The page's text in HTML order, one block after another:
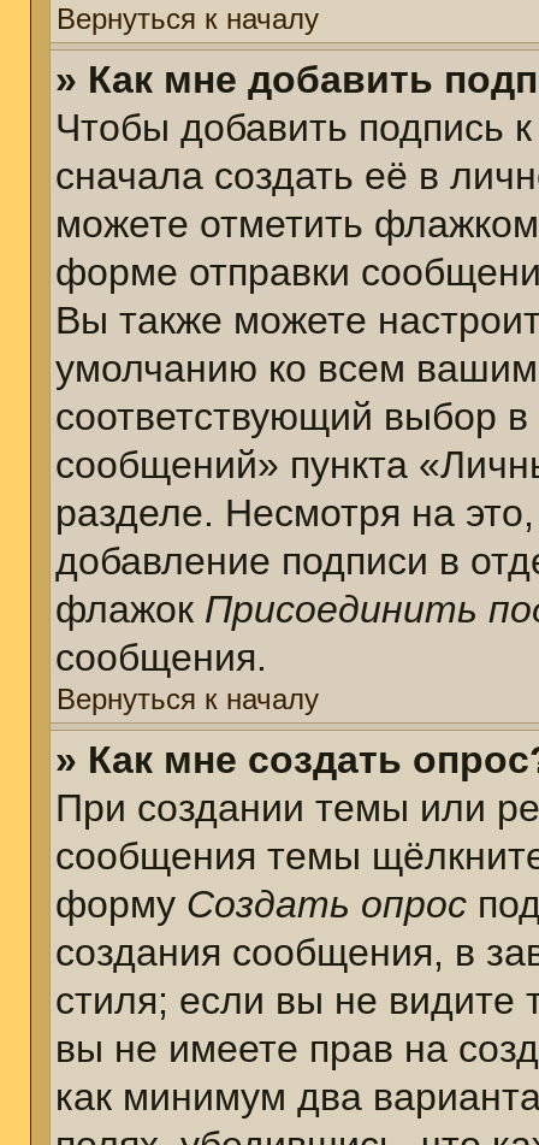
Вернуться к началу
» Как мне добавить
Чтобы добавить
сначала создать её в
можете отметить
форме отправки
Вы также можете
умолчанию ко всем
соответствующий выбор
сообщений» пункта
разделе. Несмотря на
добавление подписи в
флажок Присоединить
сообщения.
Вернуться к началу
» Как мне создать
При создании темы или
сообщения темы
форму Создать опрос
создания сообщения, в
стиля; если вы не видите
вы не имеете прав на
как минимум два